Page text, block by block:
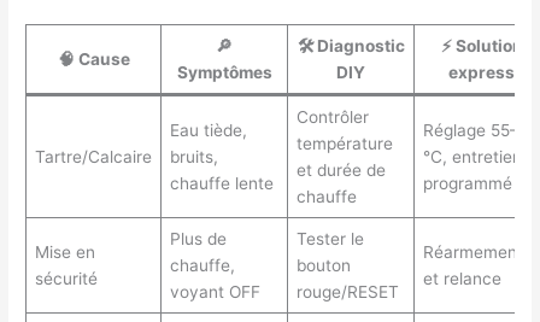
🧠 Cause
🔎
Symptômes
🛠️Diagnostic
DIY
⚡Solution
express
Tartre/Calcaire
Eau tiède,
bruits,
chauffe lente
Contrôler
température
et durée de
chauffe
Réglage 55–60
°C, entretien
programmé
Mise en
sécurité
Plus de
chauffe,
voyant OFF
Tester le
bouton
rouge/RESET
Réarmement
et relance